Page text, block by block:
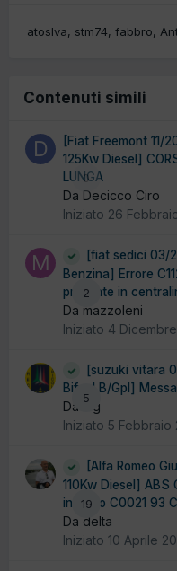
atoslva stm74 fabbro
Contenuti simili
0
[Fiat Freemont 11/
125Kw Diesel]
LUNGA
Da Decicco Ciro
Iniziato 26
2
[fiat sedici 03/
Benzina] Errore
presente in
Da mazzoleni
Iniziato 4
5
[suzuki vitara
Bifuel B/Gpl]
Da mg
Iniziato 5 Febbraio
19
[Alfa Romeo
110Kw Diesel]
indurito C0021 93
Da delta
Iniziato 10 Aprile